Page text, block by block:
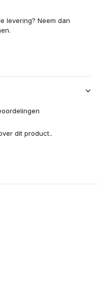
levering? Neem dan
dit product..